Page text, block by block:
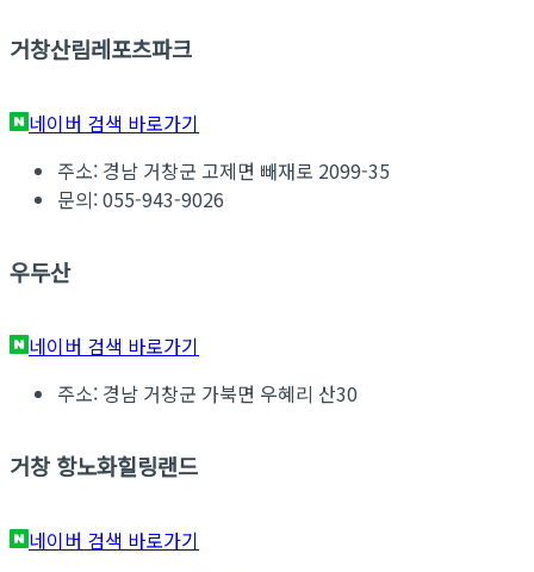
거창산림레포츠파크
네이버 검색 바로가기
주소: 경남 거창군 고제면 빼재로 2099-35
문의: 055-943-9026
우두산
네이버 검색 바로가기
주소: 경남 거창군 가북면 우혜리 산30
거창 항노화힐링랜드
네이버 검색 바로가기